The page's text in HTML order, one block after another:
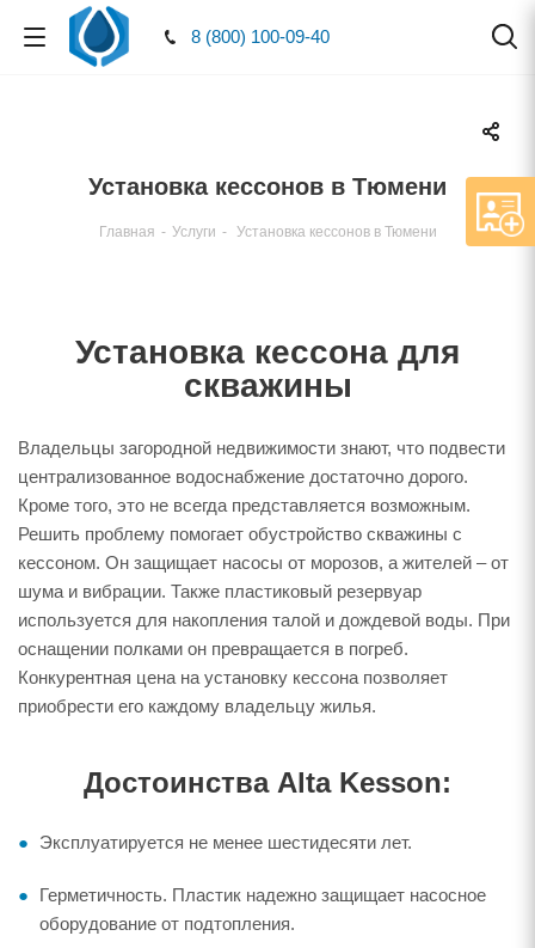
8 (800) 100-09-40
Установка кессонов в Тюмени
Главная - Услуги - Установка кессонов в Тюмени
Установка кессона для
скважины
Владельцы загородной недвижимости знают, что подвести
централизованное водоснабжение достаточно дорого.
Кроме того, это не всегда представляется возможным.
Решить проблему помогает обустройство скважины с
кессоном. Он защищает насосы от морозов, а жителей – от
шума и вибрации. Также пластиковый резервуар
используется для накопления талой и дождевой воды. При
оснащении полками он превращается в погреб.
Конкурентная цена на установку кессона позволяет
приобрести его каждому владельцу жилья.
Достоинства Alta Kesson:
Эксплуатируется не менее шестидесяти лет.
Герметичность. Пластик надежно защищает насосное
оборудование от подтопления.